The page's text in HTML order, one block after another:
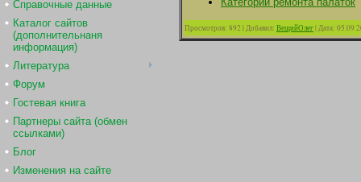
Справочные данные
Каталог сайтов
(дополнительнаня
информация)
Литература
Форум
Гостевая книга
Партнеры сайта (обмен
ссылками)
Блог
Изменения на сайте
Просмотров: 892 |Добавил: ВещийОлег|Дата: